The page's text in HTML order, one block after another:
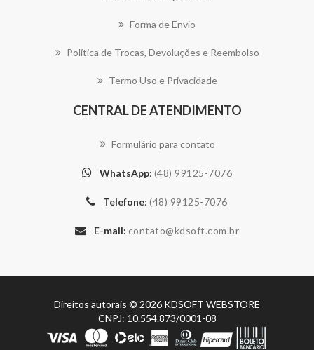
Forma de Envio
Política de Trocas, Devoluções e Reembolso
Termo Uso e Privacidade
CENTRAL DE ATENDIMENTO
Formulário para contato
WhatsApp: (48) 99125-7076
Telefone:(48) 99125-7076
E-mail:
Direitos autorais © 2026 KDSOFT WEBSTORE
CNPJ: 10.554.873/0001-08